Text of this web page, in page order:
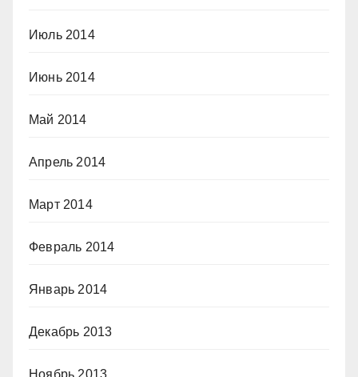
Июль 2014
Июнь 2014
Май 2014
Апрель 2014
Март 2014
Февраль 2014
Январь 2014
Декабрь 2013
Ноябрь 2013